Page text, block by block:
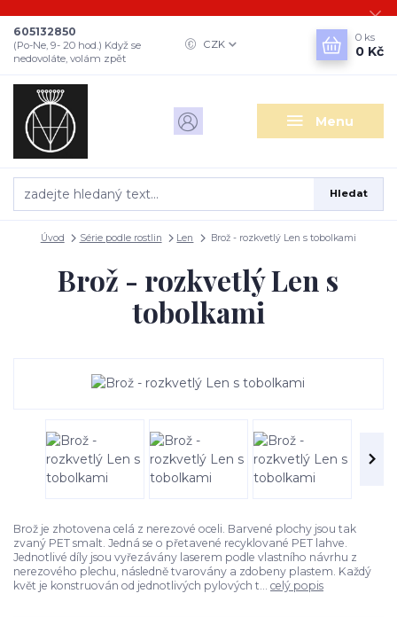
Menu
CZK
Hledat
605132850
(Po-Ne, 9- 20 hod.) Když se
nedovoláte, volám zpět
0 ks
0 Kč
Úvod Série podle rostlin Len Brož - rozkvetlý Len s tobolkami
Brož - rozkvetlý Len s
tobolkami
Brož je zhotovena celá z nerezové oceli. Barvené plochy jsou tak
zvaný PET smalt. Jedná se o přetavené recyklované PET lahve.
Jednotlivé díly jsou vyřezávány laserem podle vlastního návrhu z
nerezového plechu, následně tvarovány a zdobeny plastem. Každý
květ je konstruován od jednotlivých pylových t... celý popis